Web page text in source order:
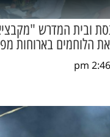
ובית המדרש
את הלוחמים בארוחות
2:46 pm